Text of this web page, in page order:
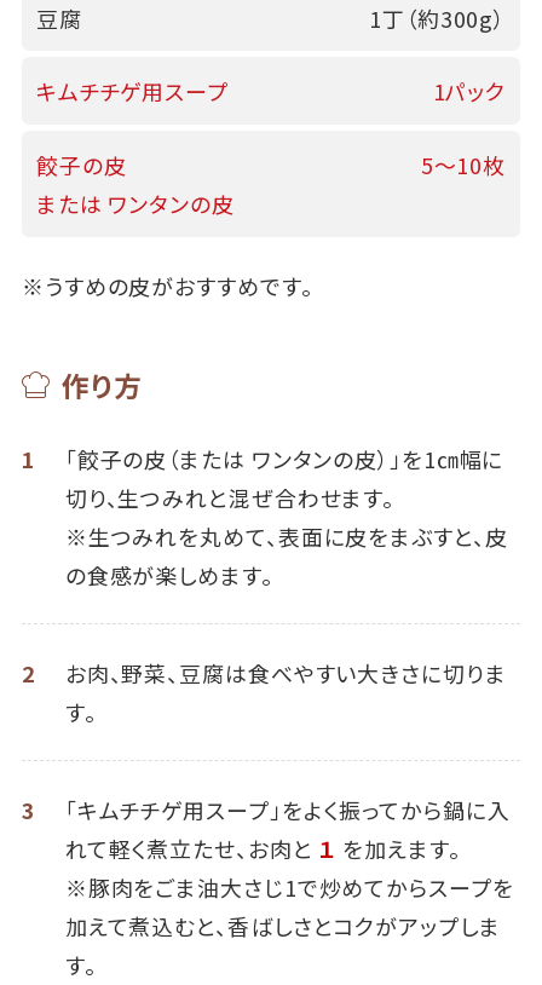
豆腐 1丁（約300g）
キムチチゲ用スープ 1パック
餃子の皮
または ワンタンの皮
5～10枚
※うすめの皮がおすすめです。
作り方
1
「餃子の皮（または ワンタンの皮）」を1㎝幅に
切り、生つみれと混ぜ合わせます。
※生つみれを丸めて、表面に皮をまぶすと、皮
の食感が楽しめます。
2
お肉、野菜、豆腐は食べやすい大きさに切りま
す。
3
「キムチチゲ用スープ」をよく振ってから鍋に入
れて軽く煮立たせ、お肉と １ を加えます。
※豚肉をごま油大さじ1で炒めてからスープを
加えて煮込むと、香ばしさとコクがアップしま
す。